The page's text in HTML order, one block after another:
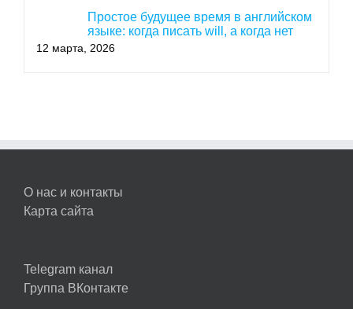
Простое будущее время в английском
языке: когда писать will, а когда нет
12 марта, 2026
О нас и контакты
Карта сайта
Telegram канал
Группа ВКонтакте